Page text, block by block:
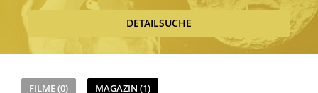
DETAILSUCHE
FILME (0) MAGAZIN (1)